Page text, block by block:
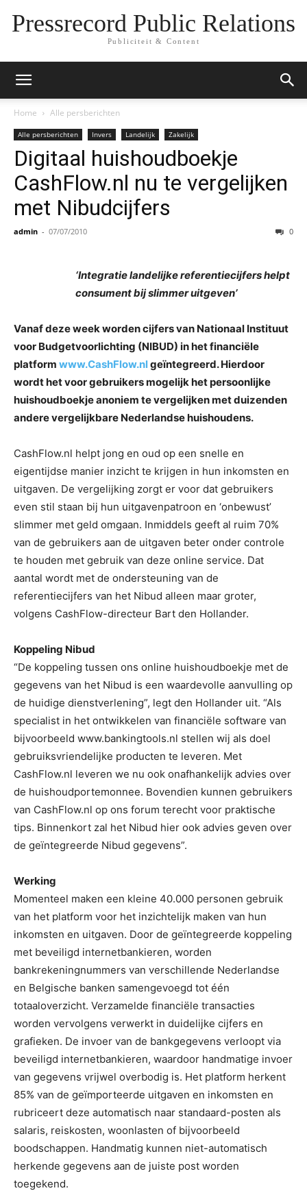
Pressrecord Public Relations
Publiciteit & Content
Home Alle persberichten
Alle persberichten Invers Landelijk Zakelijk
Digitaal huishoudboekje
CashFlow.nl nu te vergelijken
met Nibudcijfers
admin - 07/07/2010 0
‘Integratie landelijke referentiecijfers helpt
consument bij slimmer uitgeven’
Vanaf deze week worden cijfers van Nationaal Instituut
voor Budgetvoorlichting (NIBUD) in het financiële
platform www.CashFlow.nlgeïntegreerd. Hierdoor
wordt het voor gebruikers mogelijk het persoonlijke
huishoudboekje anoniem te vergelijken met duizenden
andere vergelijkbare Nederlandse huishoudens.
CashFlow.nl helpt jong en oud op een snelle en
eigentijdse manier inzicht te krijgen in hun inkomsten en
uitgaven. De vergelijking zorgt er voor dat gebruikers
even stil staan bij hun uitgavenpatroon en ‘onbewust’
slimmer met geld omgaan. Inmiddels geeft al ruim 70%
van de gebruikers aan de uitgaven beter onder controle
te houden met gebruik van deze online service. Dat
aantal wordt met de ondersteuning van de
referentiecijfers van het Nibud alleen maar groter,
volgens CashFlow-directeur Bart den Hollander.
Koppeling Nibud
“De koppeling tussen ons online huishoudboekje met de
gegevens van het Nibud is een waardevolle aanvulling op
de huidige dienstverlening”, legt den Hollander uit. “Als
specialist in het ontwikkelen van financiële software van
bijvoorbeeld www.bankingtools.nl stellen wij als doel
gebruiksvriendelijke producten te leveren. Met
CashFlow.nl leveren we nu ook onafhankelijk advies over
de huishoudportemonnee. Bovendien kunnen gebruikers
van CashFlow.nl op ons forum terecht voor praktische
tips. Binnenkort zal het Nibud hier ook advies geven over
de geïntegreerde Nibud gegevens”.
Werking
Momenteel maken een kleine 40.000 personen gebruik
van het platform voor het inzichtelijk maken van hun
inkomsten en uitgaven. Door de geïntegreerde koppeling
met beveiligd internetbankieren, worden
bankrekeningnummers van verschillende Nederlandse
en Belgische banken samengevoegd tot één
totaaloverzicht. Verzamelde financiële transacties
worden vervolgens verwerkt in duidelijke cijfers en
grafieken. De invoer van de bankgegevens verloopt via
beveiligd internetbankieren, waardoor handmatige invoer
van gegevens vrijwel overbodig is. Het platform herkent
85% van de geïmporteerde uitgaven en inkomsten en
rubriceert deze automatisch naar standaard-posten als
salaris, reiskosten, woonlasten of bijvoorbeeld
boodschappen. Handmatig kunnen niet-automatisch
herkende gegevens aan de juiste post worden
toegekend.